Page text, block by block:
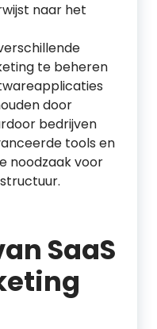
naar het
te beheren
door
bedrijven
tools en
noodzaak voor
SaaS